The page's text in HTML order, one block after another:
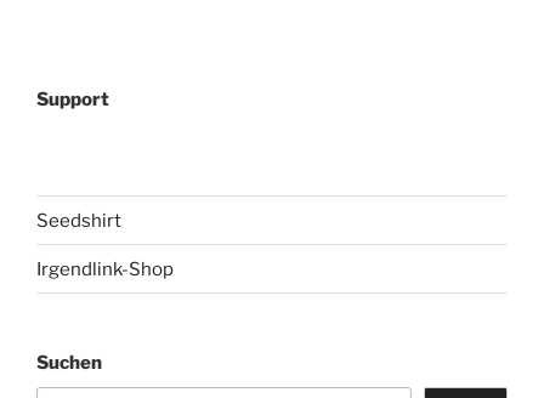
Support
Seedshirt
Irgendlink-Shop
Suchen